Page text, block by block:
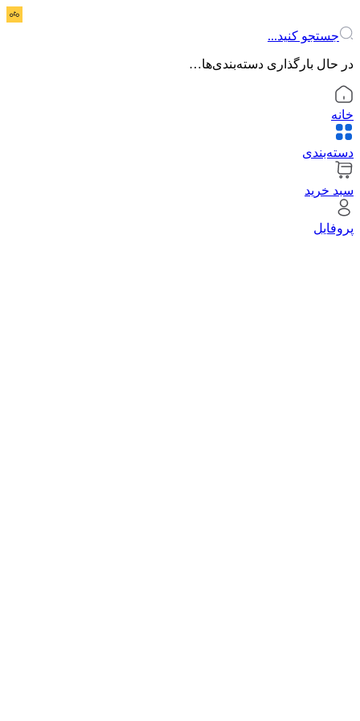
جستجو کنید...
در حال بارگذاری دسته‌بندی‌ها…
خانه
دسته‌بندی
سبد خرید
پروفایل